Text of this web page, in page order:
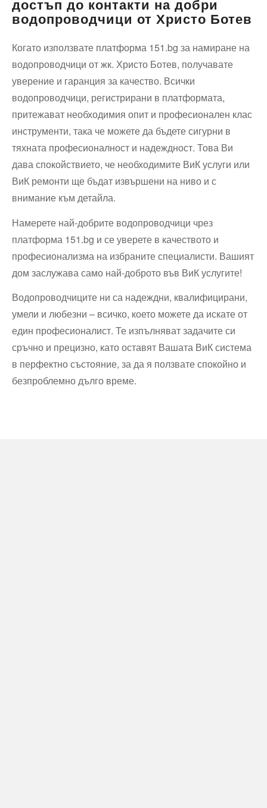
достъп до контакти на добри
водопроводчици от Христо Ботев
Когато използвате платформа 151.bg за намиране на
водопроводчици от жк. Христо Ботев, получавате
уверение и гаранция за качество. Всички
водопроводчици, регистрирани в платформата,
притежават необходимия опит и професионален клас
инструменти, така че можете да бъдете сигурни в
тяхната професионалност и надеждност. Това Ви
дава спокойствието, че необходимите ВиК услуги или
ВиК ремонти ще бъдат извършени на ниво и с
внимание към детайла.
Намерете най-добрите водопроводчици чрез
платформа 151.bg и се уверете в качеството и
професионализма на избраните специалисти. Вашият
дом заслужава само най-доброто във ВиК услугите!
Водопроводчиците ни са надеждни, квалифицирани,
умели и любезни – всичко, което можете да искате от
един професионалист. Те изпълняват задачите си
сръчно и прецизно, като оставят Вашата ВиК система
в перфектно състояние, за да я ползвате спокойно и
безпроблемно дълго време.